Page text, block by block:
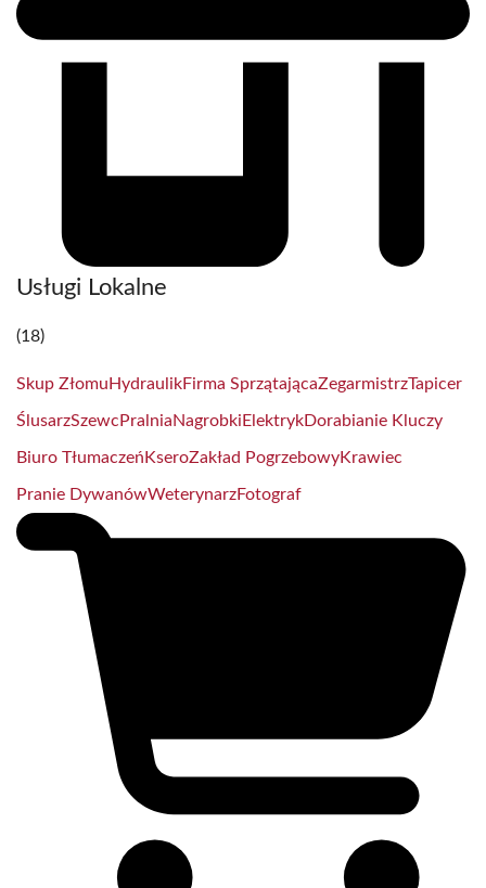
Usługi Lokalne
(18)
Skup Złomu HydraulikFirma SprzątającaZegarmistrzTapicer
ŚlusarzSzewc PralniaNagrobki ElektrykDorabianie Kluczy
Biuro Tłumaczeń KseroZakład PogrzebowyKrawiec
Pranie DywanówWeterynarzFotograf